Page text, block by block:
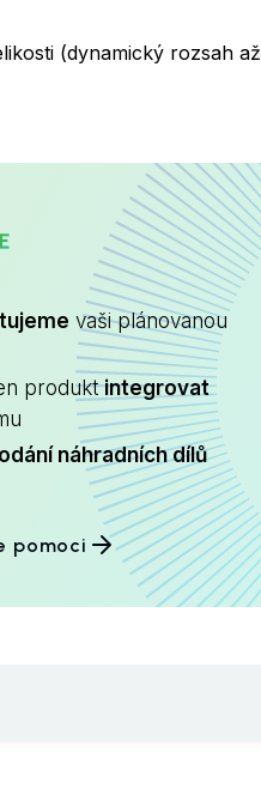
(dynamický rozsah až
vaši plánovanou
produktintegrovat
náhradních dílů
pomoci